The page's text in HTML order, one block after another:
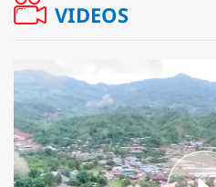
VIDEOS